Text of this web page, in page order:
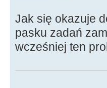
Jak się okazuje
pasku zadań
wcześniej ten